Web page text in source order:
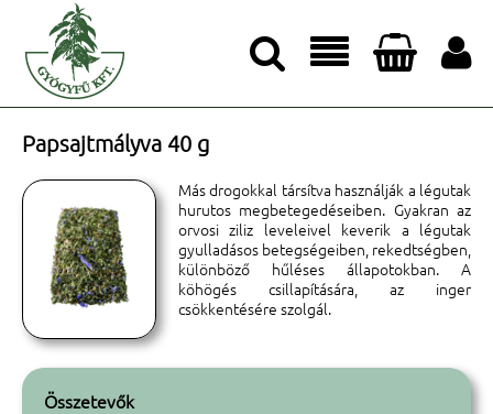




Papsajtmályva 40 g
Más drogokkal társítva használják a légutak
hurutos megbetegedéseiben. Gyakran az
orvosi ziliz leveleivel keverik a légutak
gyulladásos betegségeiben, rekedtségben,
különböző hűléses állapotokban. A
köhögés csillapítására, az inger
csökkentésére szolgál.
Összetevők